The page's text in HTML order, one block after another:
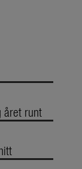
året runt